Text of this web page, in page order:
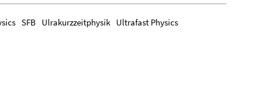
SFB Ulrakurzzeitphysik Ultrafast Physics